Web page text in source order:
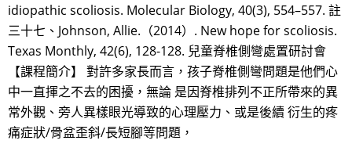
idiopathic scoliosis. Molecular Biology, 40(3), 554–557. 註
三十七、Johnson, Allie.（2014）. New hope for scoliosis.
Texas Monthly, 42(6), 128-128. 兒童脊椎側彎處置研討會
【課程簡介】 對許多家長而言，孩子脊椎側彎問題是他們心
中一直揮之不去的困擾，無論 是因脊椎排列不正所帶來的異
常外觀、旁人異樣眼光導致的心理壓力、或是後續 衍生的疼
痛症狀/骨盆歪斜/長短腳等問題，